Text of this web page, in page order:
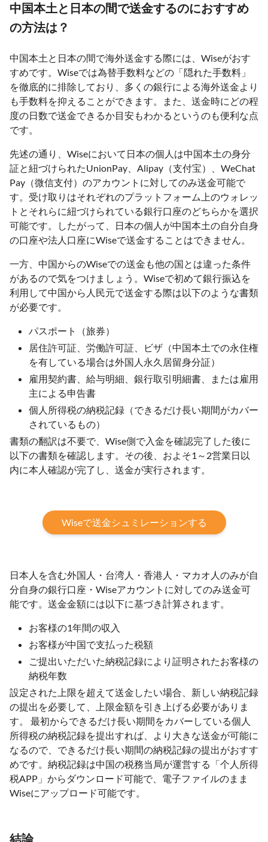
中国本土と日本の間で送金するのにおすすめ
の方法は？
中国本土と日本の間で海外送金する際には、Wiseがおす
すめです。Wiseでは為替手数料などの「隠れた手数料」
を徹底的に排除しており、多くの銀行による海外送金より
も手数料を抑えることができます。また、送金時にどの程
度の日数で送金できるか目安もわかるというのも便利な点
です。
先述の通り、Wiseにおいて日本の個人は中国本土の身分
証と紐づけられたUnionPay、Alipay（支付宝）、WeChat
Pay（微信支付）のアカウントに対してのみ送金可能で
す。受け取りはそれぞれのプラットフォーム上のウォレッ
トとそれらに紐づけられている銀行口座のどちらかを選択
可能です。したがって、日本の個人が中国本土の自分自身
の口座や法人口座にWiseで送金することはできません。
一方、中国からのWiseでの送金も他の国とは違った条件
があるので気をつけましょう。Wiseで初めて銀行振込を
利用して中国から人民元で送金する際は以下のような書類
が必要です。
パスポート（旅券）
居住許可証、労働許可証、ビザ（中国本土での永住権
を有している場合は外国人永久居留身分証）
雇用契約書、給与明細、銀行取引明細書、または雇用
主による申告書
個人所得税の納税記録（できるだけ長い期間がカバー
されているもの）
書類の翻訳は不要で、Wise側で入金を確認完了した後に
以下の書類を確認します。その後、およそ1～2営業日以
内に本人確認が完了し、送金が実行されます。
Wiseで送金シュミレーションする
日本人を含む外国人・台湾人・香港人・マカオ人のみが自
分自身の銀行口座・Wiseアカウントに対してのみ送金可
能です。送金金額には以下に基づき計算されます。
お客様の1年間の収入
お客様が中国で支払った税額
ご提出いただいた納税記録により証明されたお客様の
納税年数
設定された上限を超えて送金したい場合、新しい納税記録
の提出を必要して、上限金額を引き上げる必要がありま
す。 最初からできるだけ長い期間をカバーしている個人
所得税の納税記録を提出すれば、より大きな送金が可能に
なるので、できるだけ長い期間の納税記録の提出がおすす
めです。納税記録は中国の税務当局が運営する「个人所得
税APP」からダウンロード可能で、電子ファイルのまま
Wiseにアップロード可能です。
結論